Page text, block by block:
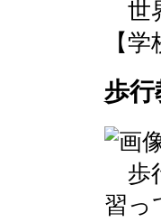
世
【
歩行
歩
習っ